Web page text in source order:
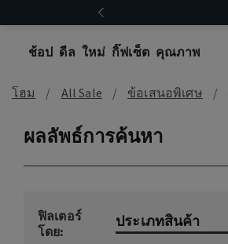
ช้อป ดีล ใหม่ กิ๊ฟเซ็ต คุณภาพ
โฮม All Sale ข้อเสนอพิเศษ
ผลลัพธ์การค้นหา
ฟิลเตอร์
โดย:
ประเภทสินค้า